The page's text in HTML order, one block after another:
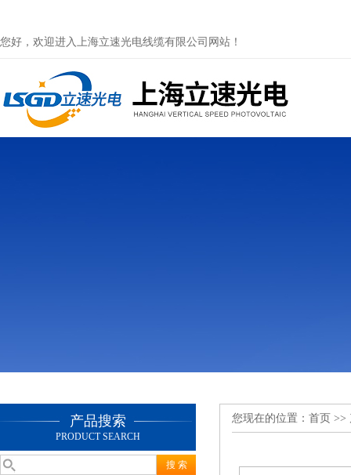
您好，欢迎进入上海立速光电线缆有限公司网站！
产品搜索
PRODUCT SEARCH
您现在的位置： 首页 >>